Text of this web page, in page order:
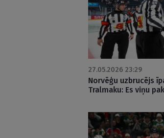
27.05.2026 23:29
Norvēģu uzbrucējs
Tralmaku: Es viņu